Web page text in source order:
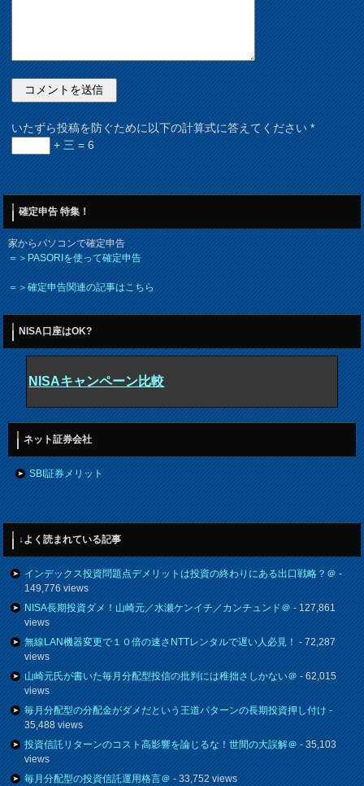
いたずら投稿を防ぐために以下の計算式に答えてください*
+ 三 = 6
確定申告 特集！
家からパソコンで確定申告
＝＞PASORIを使って確定申告
＝＞確定申告関連の記事はこちら
NISA口座はOK?
NISAキャンペーン比較
ネット証券会社
SBI証券メリット
↓よく読まれている記事
インデックス投資問題点デメリットは投資の終わりにある出口戦略？＠-
149,776 views
NISA長期投資ダメ！山崎元／水瀬ケンイチ／カンチュンド＠- 127,861
views
無線LAN機器変更で１０倍の速さNTTレンタルで遅い人必見！- 72,287
views
山崎元氏が書いた毎月分配型投信の批判には稚拙さしかない＠- 62,015
views
毎月分配型の分配金がダメだという王道パターンの長期投資押し付け-
35,488 views
投資信託リターンのコスト高影響を論じるな！世間の大誤解＠- 35,103
views
毎月分配型の投資信託運用格言＠- 33,752 views